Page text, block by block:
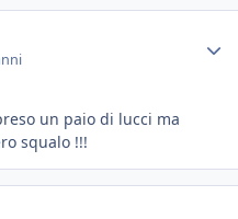
un paio di lucci ma
squalo !!!